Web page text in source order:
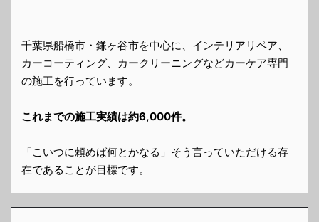
千葉県船橋市・鎌ヶ谷市を中心に、インテリアリペア、
カーコーティング、カークリーニングなどカーケア専門
の施工を行っています。
これまでの施工実績は約6,000件。
「こいつに頼めば何とかなる」そう言っていただける存
在であることが目標です。